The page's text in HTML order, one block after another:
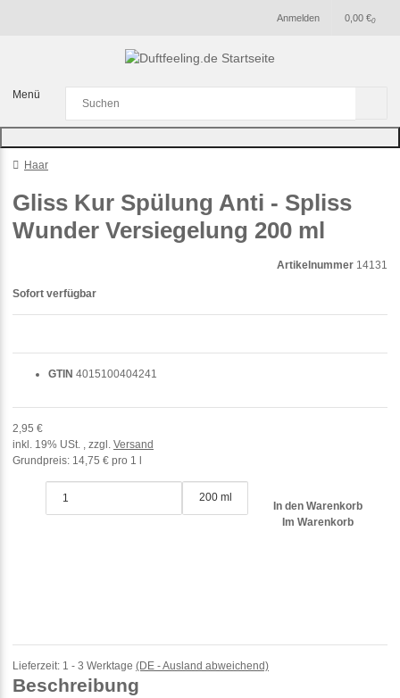
Anmelden 0
0,00 €
Menü
Haar
Gliss Kur Spülung Anti - Spliss
Wunder Versiegelung 200 ml
Artikelnummer 14131
GTIN 4015100404241
2,95 €
inkl. 19% USt. , zzgl. Versand
Grundpreis: 14,75 € pro 1 l
200 ml
In den Warenkorb
Im Warenkorb
Sofort verfügbar
Lieferzeit: 1 - 3 Werktage (DE - Ausland abweichend)
Beschreibung